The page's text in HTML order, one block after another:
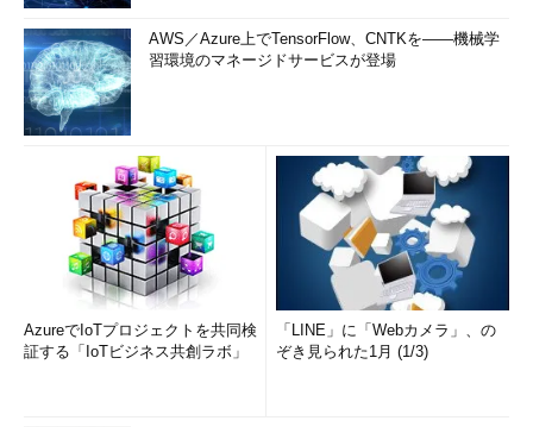
AWS／Azure上でTensorFlow、CNTKを――機械学
習環境のマネージドサービスが登場
AzureでIoTプロジェクトを共同検
証する「IoTビジネス共創ラボ」
「LINE」に「Webカメラ」、の
ぞき見られた1月 (1/3)